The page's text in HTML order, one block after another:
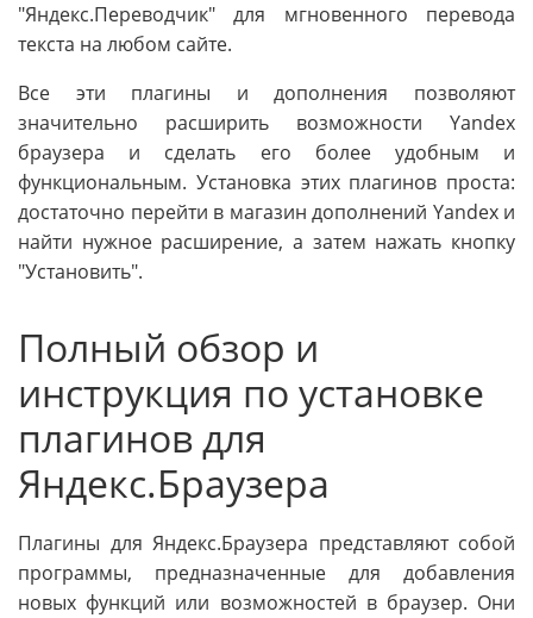
"Яндекс.Переводчик" для мгновенного перевода
текста на любом сайте.
Все эти плагины и дополнения позволяют
значительно расширить возможности Yandex
браузера и сделать его более удобным и
функциональным. Установка этих плагинов проста:
достаточно перейти в магазин дополнений Yandex и
найти нужное расширение, а затем нажать кнопку
"Установить".
Полный обзор и
инструкция по установке
плагинов для
Яндекс.Браузера
Плагины для Яндекс.Браузера представляют собой
программы, предназначенные для добавления
новых функций или возможностей в браузер. Они